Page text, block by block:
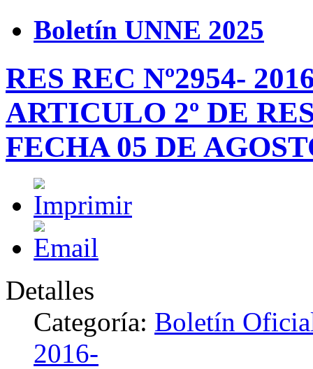
Boletín UNNE 2025
RES REC Nº2954-
ARTICULO 2º DE
FECHA 05 DE
Detalles
Categoría: Boletín
2016-